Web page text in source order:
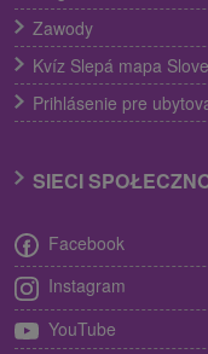
Zawody
Kvíz Slepá mapa
Prihlásenie pre
SIECI
Facebook
Instagram
YouTube